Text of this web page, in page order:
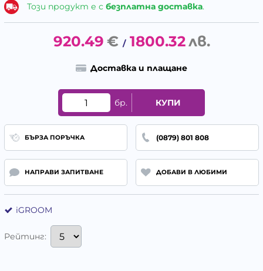
Този продукт е с безплатна доставка.
920.49 € / 1800.32лв.
Доставка и плащане
бр. КУПИ
БЪРЗА ПОРЪЧКА (0879) 801 808
НАПРАВИ ЗАПИТВАНЕ ДОБАВИ В ЛЮБИМИ
iGROOM
Рейтинг: